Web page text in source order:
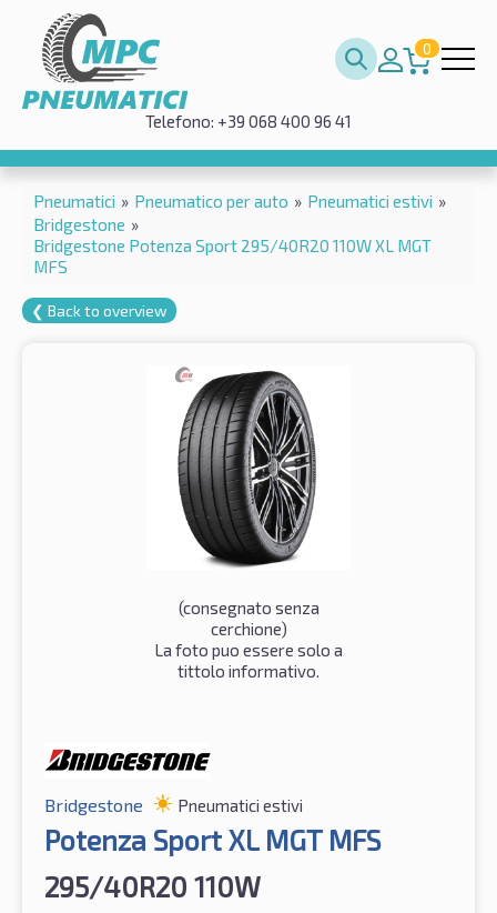
0
Telefono: +39 068 400 96 41
Pneumatici » Pneumatico per auto » Pneumatici estivi »
Bridgestone »
Bridgestone Potenza Sport 295/40R20 110W XL MGT
MFS
❮ Back to overview
(consegnato senza
cerchione)
La foto puo essere solo a
tittolo informativo.
Bridgestone Pneumatici estivi
Potenza Sport XL MGT MFS
295/40R20 110W